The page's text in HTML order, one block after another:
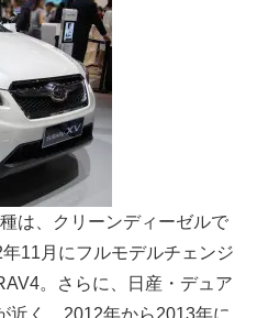
は、クリーンディーゼルで
11月にフルモデルチェンジ
。さらに、日産・デュア